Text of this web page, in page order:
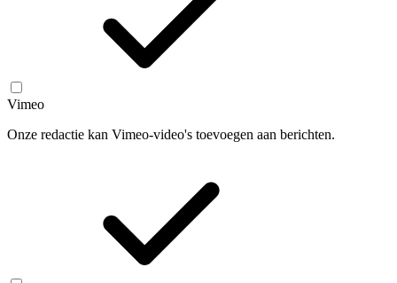
Vimeo
Onze redactie kan Vimeo-video's toevoegen aan berichten.